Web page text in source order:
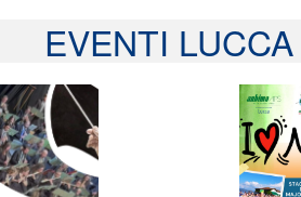
EVENTI LUCCA